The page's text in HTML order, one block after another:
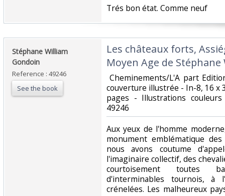
‎Trés bon état. Comme neuf‎
‎Stéphane William
Gondoin‎
Reference : 49246
See the book
‎Les châteaux forts,
Moyen Age de
Cheminements/L'A part
couverture illustrée - In-8, 16 x
pages - Illustrations
49246‎
‎Aux yeux de l'homme
monument emblématique
nous avons coutume
l'imaginaire collectif, des
courtoisement toutes
d'interminables tournois, à
crénelées. Les malheureux